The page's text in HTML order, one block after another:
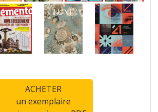
ACHETER
un exemplaire